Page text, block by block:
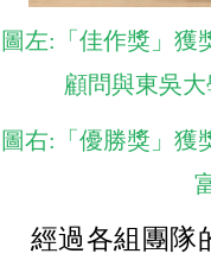
圖左:「佳作獎」獲
顧問與東吳
圖右:「優勝獎」獲
經過各組團隊